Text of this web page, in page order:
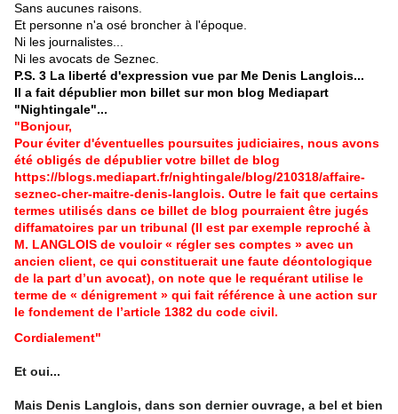
Sans aucunes raisons.
Et personne n'a osé broncher à l'époque.
Ni les journalistes...
Ni les avocats de Seznec.
P.S. 3 La liberté d'expression vue par Me Denis Langlois...
Il a fait dépublier mon billet sur mon blog Mediapart
"Nightingale"...
"Bonjour,
Pour éviter d'éventuelles poursuites judiciaires, nous avons
été obligés de dépublier votre billet de blog
https://blogs.mediapart.fr/nightingale/blog/210318/affaire-
seznec-cher-maitre-denis-langlois. Outre le fait que certains
termes utilisés dans ce billet de blog pourraient être jugés
diffamatoires par un tribunal (Il est par exemple reproché à
M. LANGLOIS de vouloir « régler ses comptes » avec un
ancien client, ce qui constituerait une faute déontologique
de la part d’un avocat), on note que le requérant utilise le
terme de « dénigrement » qui fait référence à une action sur
le fondement de l’article 1382 du code civil.
Cordialement"
Et oui...
Mais Denis Langlois, dans son dernier ouvrage, a bel et bien